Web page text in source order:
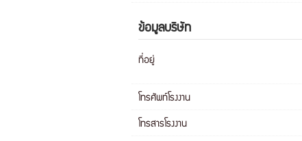
ข้อมูลบริษัท
ที่อยู่
โทรศัพท์โรงงาน
โทรสารโรงงาน